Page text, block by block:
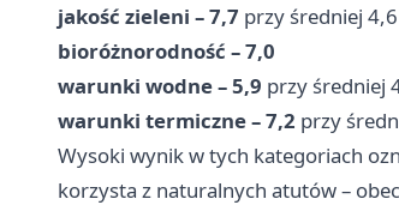
jakość zieleni – 7,7 przy średniej 4,6
bioróżnorodność – 7,0
warunki wodne – 5,9 przy średniej
warunki termiczne – 7,2 przy
Wysoki wynik w tych kategoriach
korzysta z naturalnych atutów –